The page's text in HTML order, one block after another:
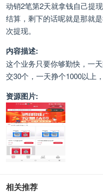
动销2笔第2天就拿钱自己提
结算，剩下的话呢就是那就
次提现。
内容描述:
这个业务只要你够勤快，一
交30个，一天挣个1000以上，
资源图片:
相关推荐